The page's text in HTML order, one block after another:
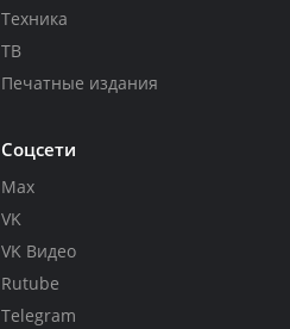
Техника
ТВ
Печатные издания
Соцсети
Max
VK
VK Видео
Rutube
Telegram